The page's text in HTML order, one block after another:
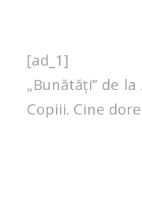
[ad_1]
„Bunătăți” de
Copiii. Cine